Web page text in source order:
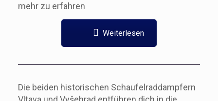
mehr zu erfahren
Weiterlesen
Die beiden historischen Schaufelraddampfern